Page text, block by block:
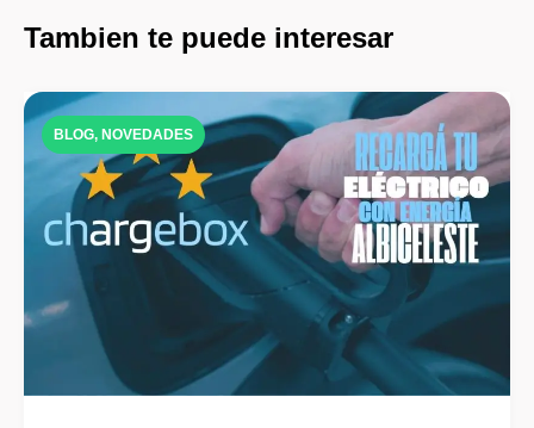
Tambien te puede interesar
BLOG, NOVEDADES